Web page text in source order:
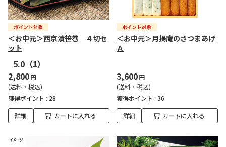
＜お中元＞西京漬笹巻 ４切セ
ット
5.0 （1）
2,800円
(送料・税込)
獲得ポイント : 28
詳細 カートに入れる
＜お中元＞月揚庵のさつまあげ
Ａ
3,600円
(送料・税込)
獲得ポイント : 36
詳細 カートに入れる